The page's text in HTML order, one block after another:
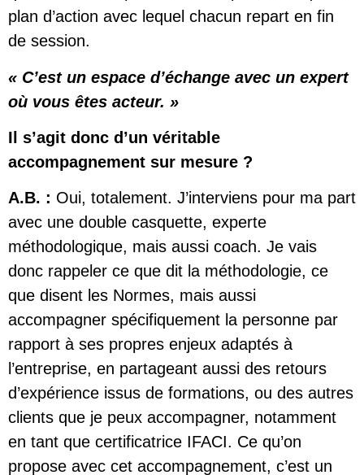
plan d’action avec lequel chacun repart en fin
de session.
« C’est un espace d’échange avec un expert
où vous êtes acteur. »
Il s’agit donc d’un véritable
accompagnement sur mesure ?
A.B. : Oui, totalement. J’interviens pour ma part
avec une double casquette, experte
méthodologique, mais aussi coach. Je vais
donc rappeler ce que dit la méthodologie, ce
que disent les Normes, mais aussi
accompagner spécifiquement la personne par
rapport à ses propres enjeux adaptés à
l’entreprise, en partageant aussi des retours
d’expérience issus de formations, ou des autres
clients que je peux accompagner, notamment
en tant que certificatrice IFACI. Ce qu’on
propose avec cet accompagnement, c’est un